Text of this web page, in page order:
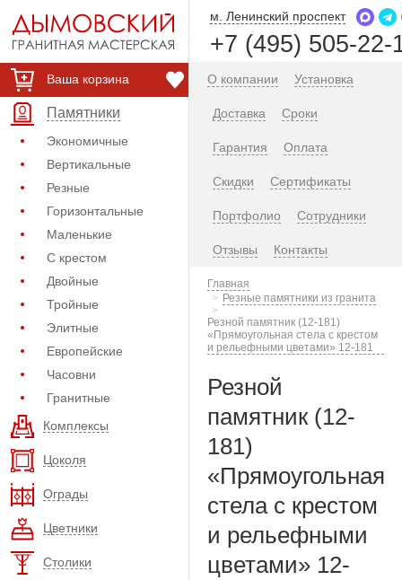
Ваша корзина
Памятники
Экономичные
Вертикальные
Резные
Горизонтальные
Маленькие
С крестом
Двойные
Тройные
Элитные
Европейские
Часовни
Гранитные
Комплексы
Цоколя
Ограды
Цветники
Столики
м. Ленинский проспект
+7 (495) 505-22-
О компании Установка
Доставка Сроки
Гарантия Оплата
Скидки Сертификаты
Портфолио Сотрудники
Отзывы Контакты
Главная
Резные памятники из гранита
Резной памятник (12-181)
«Прямоугольная стела с крестом
и рельефными цветами» 12-181
Резной
памятник (12-
181)
«Прямоугольная
стела с крестом
и рельефными
цветами» 12-